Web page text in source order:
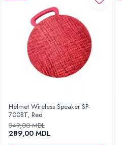
Helmet Wireless Speaker SP-
700BT, Red
349,00 MDL
289,00 MDL